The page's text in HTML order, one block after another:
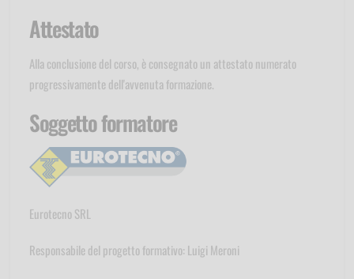
Attestato
Alla conclusione del corso, è consegnato un attestato numerato
progressivamente dell'avvenuta formazione.
Soggetto formatore
Eurotecno SRL
Responsabile del progetto formativo: Luigi Meroni